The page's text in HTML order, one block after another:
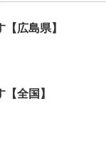
広島県】
全国】